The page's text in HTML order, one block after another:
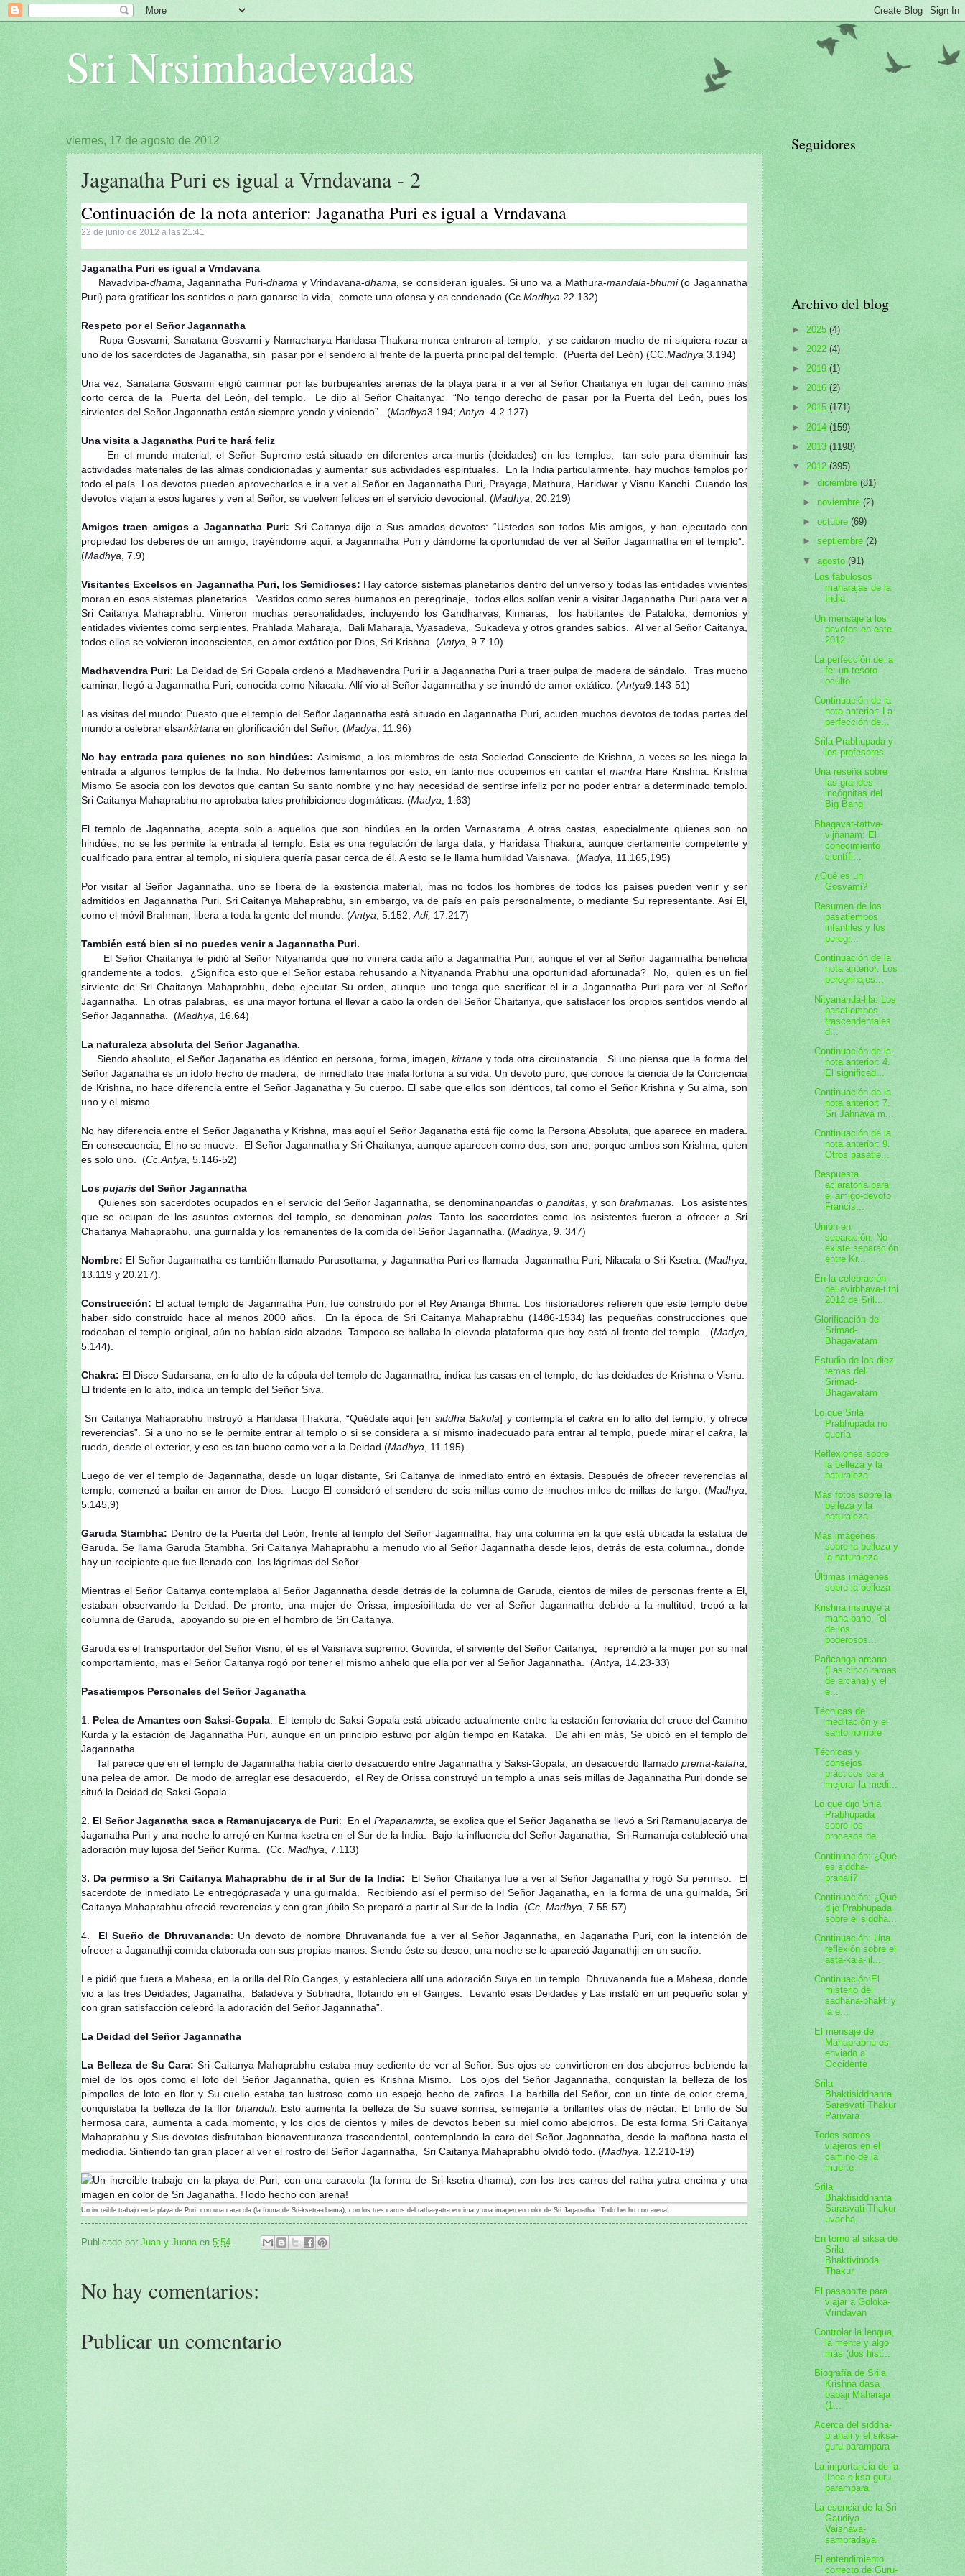
Sri Nrsimhadevadas
viernes, 17 de agosto de 2012
Jaganatha Puri es igual a Vrndavana - 2
Continuación de la nota anterior: Jaganatha Puri es igual a Vrndavana
22 de junio de 2012 a las 21:41
Jaganatha Puri es igual a Vrndavana
Navadvipa-dhama , Jagannatha Puri-dhama y Vrindavana-dhama , se consideran iguales. Si uno va a Mathura-mandala-bhumi(o Jagannatha
Puri) para gratificar los sentidos o para ganarse la vida, comete una ofensa y es condenado (Cc. Madhya 22.132)
Respeto por el Señor Jagannatha
Rupa Gosvami, Sanatana Gosvami y Namacharya Haridasa Thakura nunca entraron al templo; y se cuidaron mucho de ni siquiera rozar a
uno de los sacerdotes de Jaganatha, sin pasar por el sendero al frente de la puerta principal del templo. (Puerta del León) (CC. Madhya 3.194)
Una vez, Sanatana Gosvami eligió caminar por las burbujeantes arenas de la playa para ir a ver al Señor Chaitanya en lugar del camino más
corto cerca de la Puerta del León, del templo. Le dijo al Señor Chaitanya: “No tengo derecho de pasar por la Puerta del León, pues los
sirvientes del Señor Jagannatha están siempre yendo y viniendo”. (Madhya3.194; Antya . 4.2.127)
Una visita a Jaganatha Puri te hará feliz
En el mundo material, el Señor Supremo está situado en diferentes arca-murtis (deidades) en los templos, tan solo para disminuir las
actividades materiales de las almas condicionadas y aumentar sus actividades espirituales. En la India particularmente, hay muchos templos por
todo el país. Los devotos pueden aprovecharlos e ir a ver al Señor en Jagannatha Puri, Prayaga, Mathura, Haridwar y Visnu Kanchi. Cuando los
devotos viajan a esos lugares y ven al Señor, se vuelven felices en el servicio devocional. (Madhya , 20.219)
Amigos traen amigos a Jagannatha Puri: Sri Caitanya dijo a Sus amados devotos: “Ustedes son todos Mis amigos, y han ejecutado con
propiedad los deberes de un amigo, trayéndome aquí, a Jagannatha Puri y dándome la oportunidad de ver al Señor Jagannatha en el templo”.
(Madhya , 7.9)
Visitantes Excelsos en Jagannatha Puri, los Semidioses: Hay catorce sistemas planetarios dentro del universo y todas las entidades vivientes
moran en esos sistemas planetarios. Vestidos como seres humanos en peregrinaje, todos ellos solían venir a visitar Jagannatha Puri para ver a
Sri Caitanya Mahaprabhu. Vinieron muchas personalidades, incluyendo los Gandharvas, Kinnaras, los habitantes de Pataloka, demonios y
entidades vivientes como serpientes, Prahlada Maharaja, Bali Maharaja, Vyasadeva, Sukadeva y otros grandes sabios. Al ver al Señor Caitanya,
todos ellos se volvieron inconscientes, en amor extático por Dios, Sri Krishna (Antya , 9.7.10)
Madhavendra Puri: La Deidad de Sri Gopala ordenó a Madhavendra Puri ir a Jagannatha Puri a traer pulpa de madera de sándalo. Tras mucho
caminar, llegó a Jagannatha Puri, conocida como Nilacala. Allí vio al Señor Jagannatha y se inundó de amor extático. (Antya9.143-51)
Las visitas del mundo: Puesto que el templo del Señor Jagannatha está situado en Jagannatha Puri, acuden muchos devotos de todas partes del
mundo a celebrar elsankirtana en glorificación del Señor. (Madya , 11.96)
No hay entrada para quienes no son hindúes: Asimismo, a los miembros de esta Sociedad Consciente de Krishna, a veces se les niega la
entrada a algunos templos de la India. No debemos lamentarnos por esto, en tanto nos ocupemos en cantar el mantra Hare Krishna. Krishna
Mismo Se asocia con los devotos que cantan Su santo nombre y no hay necesidad de sentirse infeliz por no poder entrar a determinado templo.
Sri Caitanya Mahaprabhu no aprobaba tales prohibiciones dogmáticas. (Madya , 1.63)
El templo de Jagannatha, acepta solo a aquellos que son hindúes en la orden Varnasrama. A otras castas, especialmente quienes son no
hindúes, no se les permite la entrada al templo. Esta es una regulación de larga data, y Haridasa Thakura, aunque ciertamente competente y
cualificado para entrar al templo, ni siquiera quería pasar cerca de él. A esto se le llama humildad Vaisnava. (Madya , 11.165,195)
Por visitar al Señor Jagannatha, uno se libera de la existencia material, mas no todos los hombres de todos los países pueden venir y ser
admitidos en Jagannatha Puri. Sri Caitanya Mahaprabhu, sin embargo, va de país en país personalmente, o mediante Su representante. Así El,
como el móvil Brahman, libera a toda la gente del mundo. (Antya , 5.152; Adi, 17.217)
También está bien si no puedes venir a Jagannatha Puri.
El Señor Chaitanya le pidió al Señor Nityananda que no viniera cada año a Jagannatha Puri, aunque el ver al Señor Jagannatha beneficia
grandemente a todos. ¿Significa esto que el Señor estaba rehusando a Nityananda Prabhu una oportunidad afortunada? No, quien es un fiel
sirviente de Sri Chaitanya Mahaprabhu, debe ejecutar Su orden, aunque uno tenga que sacrificar el ir a Jagannatha Puri para ver al Señor
Jagannatha. En otras palabras, es una mayor fortuna el llevar a cabo la orden del Señor Chaitanya, que satisfacer los propios sentidos viendo al
Señor Jagannatha. (Madhya , 16.64)
La naturaleza absoluta del Señor Jaganatha.
Siendo absoluto, el Señor Jaganatha es idéntico en persona, forma, imagen,kirtana y toda otra circunstancia. Si uno piensa que la forma del
Señor Jaganatha es un ídolo hecho de madera, de inmediato trae mala fortuna a su vida. Un devoto puro, que conoce la ciencia de la Conciencia
de Krishna, no hace diferencia entre el Señor Jaganatha y Su cuerpo. El sabe que ellos son idénticos, tal como el Señor Krishna y Su alma, son
uno y el mismo.
No hay diferencia entre el Señor Jaganatha y Krishna, mas aquí el Señor Jaganatha está fijo como la Persona Absoluta, que aparece en madera.
En consecuencia, El no se mueve. El Señor Jagannatha y Sri Chaitanya, aunque aparecen como dos, son uno, porque ambos son Krishna, quien
es solo uno. (Cc,Antya , 5.146-52)
Los pujaris del Señor Jagannatha
Quienes son sacerdotes ocupados en el servicio del Señor Jagannatha, se denominanpandas o panditas, y sonbrahmanas . Los asistentes
que se ocupan de los asuntos externos del templo, se denominan palas . Tanto los sacerdotes como los asistentes fueron a ofrecer a Sri
Chaitanya Mahaprabhu, una guirnalda y los remanentes de la comida del Señor Jagannatha. (Madhya , 9. 347)
Nombre: El Señor Jagannatha es también llamado Purusottama, y Jagannatha Puri es llamada Jagannatha Puri, Nilacala o Sri Ksetra. (Madhya
13.119 y 20.217).
Construcción: El actual templo de Jagannatha Puri, fue construido por el Rey Ananga Bhima. Los historiadores refieren que este templo debe
haber sido construido hace al menos 2000 años. En la época de Sri Caitanya Mahaprabhu (1486-1534) las pequeñas construcciones que
rodeaban el templo original, aún no habían sido alzadas. Tampoco se hallaba la elevada plataforma que hoy está al frente del templo. (Madya
5.144).
Chakra: El Disco Sudarsana, en lo alto de la cúpula del templo de Jagannatha, indica las casas en el templo, de las deidades de Krishna o Visnu.
El tridente en lo alto, indica un templo del Señor Siva.
Sri Caitanya Mahaprabhu instruyó a Haridasa Thakura, “Quédate aquí [en siddha Bakula] y contempla el cakra en lo alto del templo, y ofrece
reverencias”. Si a uno no se le permite entrar al templo o si se considera a sí mismo inadecuado para entrar al templo, puede mirar elcakra , la
rueda, desde el exterior, y eso es tan bueno como ver a la Deidad.(Madhya , 11.195).
Luego de ver el templo de Jagannatha, desde un lugar distante, Sri Caitanya de inmediato entró en éxtasis. Después de ofrecer reverencias al
templo, comenzó a bailar en amor de Dios. Luego El consideró el sendero de seis millas como de muchos miles de millas de largo. (Madhya
5.145,9)
Garuda Stambha: Dentro de la Puerta del León, frente al templo del Señor Jagannatha, hay una columna en la que está ubicada la estatua de
Garuda. Se llama Garuda Stambha. Sri Caitanya Mahaprabhu a menudo vio al Señor Jagannatha desde lejos, detrás de esta columna., donde
hay un recipiente que fue llenado con las lágrimas del Señor.
Mientras el Señor Caitanya contemplaba al Señor Jagannatha desde detrás de la columna de Garuda, cientos de miles de personas frente a El,
estaban observando la Deidad. De pronto, una mujer de Orissa, imposibilitada de ver al Señor Jagannatha debido a la multitud, trepó a la
columna de Garuda, apoyando su pie en el hombro de Sri Caitanya.
Garuda es el transportador del Señor Visnu, él es el Vaisnava supremo. Govinda, el sirviente del Señor Caitanya, reprendió a la mujer por su mal
comportamiento, mas el Señor Caitanya rogó por tener el mismo anhelo que ella por ver al Señor Jagannatha. (Antya, 14.23-33)
Pasatiempos Personales del Señor Jaganatha
1. Pelea de Amantes con Saksi-Gopala: El templo de Saksi-Gopala está ubicado actualmente entre la estación ferroviaria del cruce del Camino
Kurda y la estación de Jagannatha Puri, aunque en un principio estuvo por algún tiempo en Kataka. De ahí en más, Se ubicó en el templo de
Jagannatha.
Tal parece que en el templo de Jagannatha había cierto desacuerdo entre Jagannatha y Saksi-Gopala, un desacuerdo llamado prema-kalaha
una pelea de amor. De modo de arreglar ese desacuerdo, el Rey de Orissa construyó un templo a unas seis millas de Jagannatha Puri donde se
situó la Deidad de Saksi-Gopala.
2. El Señor Jaganatha saca a Ramanujacarya de Puri: En el Prapanamrta , se explica que el Señor Jaganatha se llevó a Sri Ramanujacarya de
Jaganatha Puri y una noche lo arrojó en Kurma-ksetra en el Sur de la India. Bajo la influencia del Señor Jaganatha, Sri Ramanuja estableció una
adoración muy lujosa del Señor Kurma. (Cc. Madhya , 7.113)
3. Da permiso a Sri Caitanya Mahaprabhu de ir al Sur de la India: El Señor Chaitanya fue a ver al Señor Jaganatha y rogó Su permiso. El
sacerdote de inmediato Le entregóprasada y una guirnalda. Recibiendo así el permiso del Señor Jaganatha, en la forma de una guirnalda, Sri
Caitanya Mahaprabhu ofreció reverencias y con gran júbilo Se preparó a partir al Sur de la India. (Cc, Madhya, 7.55-57)
4. El Sueño de Dhruvananda: Un devoto de nombre Dhruvananda fue a ver al Señor Jagannatha, en Jaganatha Puri, con la intención de
ofrecer a Jaganathji comida elaborada con sus propias manos. Siendo éste su deseo, una noche se le apareció Jaganathji en un sueño.
Le pidió que fuera a Mahesa, en la orilla del Río Ganges, y estableciera allí una adoración Suya en un templo. Dhruvananda fue a Mahesa, donde
vio a las tres Deidades, Jaganatha, Baladeva y Subhadra, flotando en el Ganges. Levantó esas Deidades y Las instaló en un pequeño solar y
con gran satisfacción celebró la adoración del Señor Jagannatha”.
La Deidad del Señor Jagannatha
La Belleza de Su Cara: Sri Caitanya Mahaprabhu estaba muy sediento de ver al Señor. Sus ojos se convirtieron en dos abejorros bebiendo la
miel de los ojos como el loto del Señor Jagannatha, quien es Krishna Mismo. Los ojos del Señor Jagannatha, conquistan la belleza de los
pimpollos de loto en flor y Su cuello estaba tan lustroso como un espejo hecho de zafiros. La barbilla del Señor, con un tinte de color crema,
conquistaba la belleza de la flor bhanduli. Esto aumenta la belleza de Su suave sonrisa, semejante a brillantes olas de néctar. El brillo de Su
hermosa cara, aumenta a cada momento, y los ojos de cientos y miles de devotos beben su miel como abejorros. De esta forma Sri Caitanya
Mahaprabhu y Sus devotos disfrutaban bienaventuranza trascendental, contemplando la cara del Señor Jagannatha, desde la mañana hasta el
mediodía. Sintiendo tan gran placer al ver el rostro del Señor Jagannatha, Sri Caitanya Mahaprabhu olvidó todo. (Madhya , 12.210-19)
Un increible trabajo en la playa de Puri, con una caracola (la forma de Sri-ksetra-dhama), con los tres carros del ratha-yatra encima y una imagen en color de Sri Jaganatha. !Todo hecho con arena!
Publicado por Juan y Juana en 5:54
No hay comentarios:
Publicar un comentario
Seguidores
Archivo del blog
► 2025 (4)
► 2022 (4)
► 2019 (1)
► 2016 (2)
► 2015 (171)
► 2014 (159)
► 2013 (1198)
▼ 2012 (395)
►diciembre(81)
►noviembre(2)
►octubre(69)
►septiembre(2)
▼agosto(91)
Los fabulosos
maharajas de la
India
Un mensaje a los
devotos en este
2012
La perfección de la
fe: un tesoro
oculto
Continuación de la
nota anterior: La
perfección de...
Srila Prabhupada y
los profesores
Una reseña sobre
las grandes
incógnitas del
Big Bang
Bhagavat-tattva-
vijñanam: El
conocimiento
científi...
¿Qué es un
Gosvami?
Resumen de los
pasatiempos
infantiles y los
peregr...
Continuación de la
nota anterior: Los
peregrinajes...
Nityananda-lila: Los
pasatiempos
trascendentales
d...
Continuación de la
nota anterior: 4.
El significad...
Continuación de la
nota anterior: 7.
Sri Jahnava m...
Continuación de la
nota anterior: 9.
Otros pasatie...
Respuesta
aclaratoria para
el amigo-devoto
Francis...
Unión en
separación: No
existe separación
entre Kr...
En la celebración
del avirbhava-tithi
2012 de Sril...
Glorificación del
Srimad-
Bhagavatam
Estudio de los diez
temas del
Srimad-
Bhagavatam
Lo que Srila
Prabhupada no
quería
Reflexiones sobre
la belleza y la
naturaleza
Más fotos sobre la
belleza y la
naturaleza
Más imágenes
sobre la belleza y
la naturaleza
Últimas imágenes
sobre la belleza
Krishna instruye a
maha-baho, “el
de los
poderosos...
Pañcanga-arcana
(Las cinco ramas
de arcana) y el
e...
Técnicas de
meditación y el
santo nombre
Técnicas y
consejos
prácticos para
mejorar la medi...
Lo que dijo Srila
Prabhupada
sobre los
procesos de...
Continuación: ¿Qué
es siddha-
pranali?
Continuación: ¿Qué
dijo Prabhupada
sobre el siddha...
Continuación: Una
reflexión sobre el
asta-kala-lil...
Continuación:El
misterio del
sadhana-bhakti y
la e...
El mensaje de
Mahaprabhu es
enviado a
Occidente
Srila
Bhaktisiddhanta
Sarasvati Thakur
Parivara
Todos somos
viajeros en el
camino de la
muerte
Srila
Bhaktisiddhanta
Sarasvati Thakur
uvacha
En torno al siksa de
Srila
Bhaktivinoda
Thakur
El pasaporte para
viajar a Goloka-
Vrindavan
Controlar la lengua,
la mente y algo
más (dos hist...
Biografía de Srila
Krishna dasa
babaji Maharaja
(1...
Acerca del siddha-
pranali y el siksa-
guru-parampara
La importancia de la
línea siksa-guru
parampara
La esencia de la Sri
Gaudiya
Vaisnava-
sampradaya
El entendimiento
correcto de Guru-